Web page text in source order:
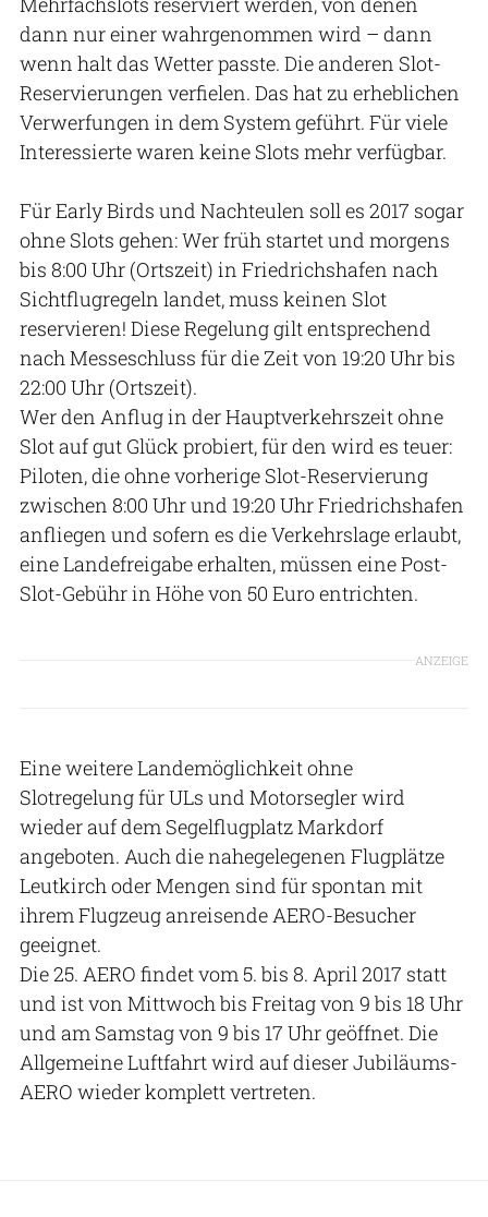
dann nur einer wahrgenommen wird – dann
wenn halt das Wetter passte. Die anderen Slot-
Reservierungen verfielen. Das hat zu erheblichen
Verwerfungen in dem System geführt. Für viele
Interessierte waren keine Slots mehr verfügbar.
Für Early Birds und Nachteulen soll es 2017 sogar
ohne Slots gehen: Wer früh startet und morgens
bis 8:00 Uhr (Ortszeit) in Friedrichshafen nach
Sichtflugregeln landet, muss keinen Slot
reservieren! Diese Regelung gilt entsprechend
nach Messeschluss für die Zeit von 19:20 Uhr bis
22:00 Uhr (Ortszeit).
Wer den Anflug in der Hauptverkehrszeit ohne
Slot auf gut Glück probiert, für den wird es teuer:
Piloten, die ohne vorherige Slot-Reservierung
zwischen 8:00 Uhr und 19:20 Uhr Friedrichshafen
anfliegen und sofern es die Verkehrslage erlaubt,
eine Landefreigabe erhalten, müssen eine Post-
Slot-Gebühr in Höhe von 50 Euro entrichten.
ANZEIGE
Eine weitere Landemöglichkeit ohne
Slotregelung für ULs und Motorsegler wird
wieder auf dem Segelflugplatz Markdorf
angeboten. Auch die nahegelegenen Flugplätze
Leutkirch oder Mengen sind für spontan mit
ihrem Flugzeug anreisende AERO-Besucher
geeignet.
Die 25. AERO findet vom 5. bis 8. April 2017 statt
und ist von Mittwoch bis Freitag von 9 bis 18 Uhr
und am Samstag von 9 bis 17 Uhr geöffnet. Die
Allgemeine Luftfahrt wird auf dieser Jubiläums-
AERO wieder komplett vertreten.